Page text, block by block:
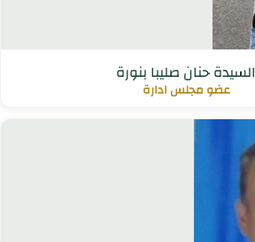
السيدة حنان صليبا بنورة
عضو مجلس ادارة